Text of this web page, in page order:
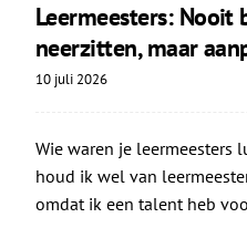
Leermeesters: Nooit
neerzitten, maar
10 juli 2026
Wie waren je leermeesters
houd ik wel van
omdat ik een talent heb